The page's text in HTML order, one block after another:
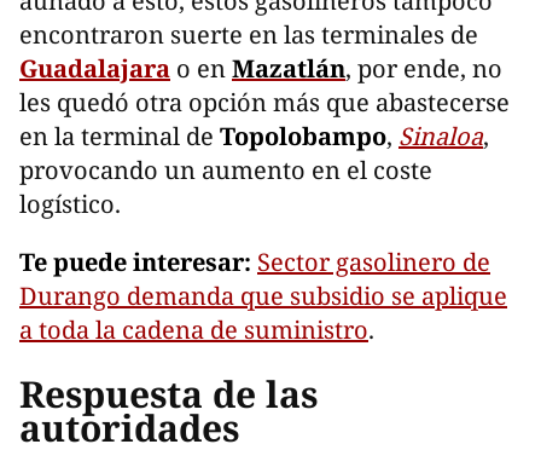
encontraron suerte en las terminales de
Guadalajara o enMazatlán, por ende, no
les quedó otra opción más que abastecerse
en la terminal de Topolobampo, Sinaloa,
provocando un aumento en el coste
logístico.
Te puede interesar: Sector gasolinero de
Durango demanda que subsidio se aplique
a toda la cadena de suministro.
Respuesta de las
autoridades